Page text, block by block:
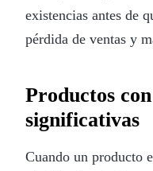
existencias antes de
pérdida de ventas y
Productos
significativas
Cuando un producto